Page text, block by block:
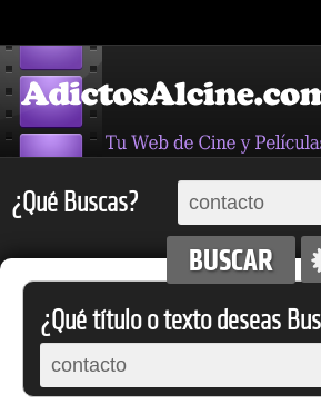
¿Qué Buscas?
¿Qué título o texto deseas